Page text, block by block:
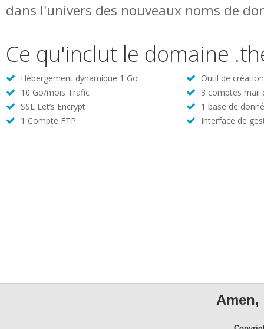
dans l'univers des nouveaux noms de
Ce qu'inclut le domaine
Hébergement dynamique 1 Go
Outil de
10 Go/mois Trafic
3 comptes mail
SSL Let’s Encrypt
1 base de
1 Compte FTP
Interface de